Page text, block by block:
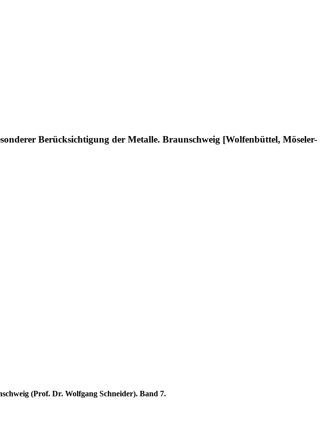
Berücksichtigung der Metalle. Braunschweig [Wolfenbüttel, Möseler-
(Prof. Dr. Wolfgang Schneider). Band 7.